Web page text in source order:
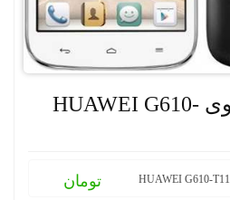
رام اصلی هواووی HUAWEI G610-
تومان